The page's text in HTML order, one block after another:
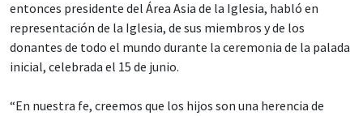
entonces presidente del Área Asia de la Iglesia, habló en
representación de la Iglesia, de sus miembros y de los
donantes de todo el mundo durante la ceremonia de la palada
inicial, celebrada el 15 de junio.
“En nuestra fe, creemos que los hijos son una herencia de